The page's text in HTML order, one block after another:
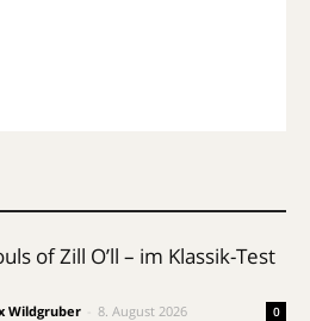
of Zill O’ll – im Klassik-Test
Wildgruber 8. August 2026 0